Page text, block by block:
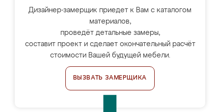
Дизайнер-замерщик приедет к Вам с каталогом
материалов,
проведёт детальные замеры,
составит проект и сделает окончательный расчёт
стоимости Вашей будущей мебели.
ВЫЗВАТЬ ЗАМЕРЩИКА